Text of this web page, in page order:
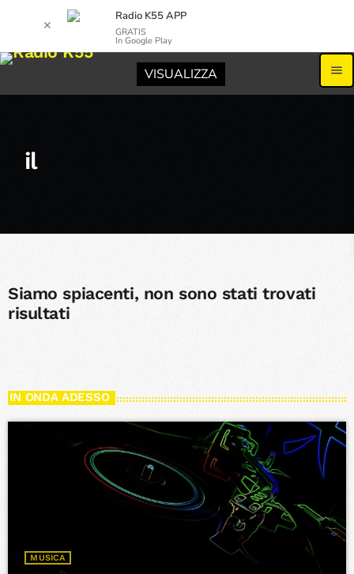
menu
il
Siamo spiacenti, non sono stati trovati
risultati
IN ONDA ADESSO
MUSICA
✕
Radio K55 APP
GRATIS
In Google Play
VISUALIZZA